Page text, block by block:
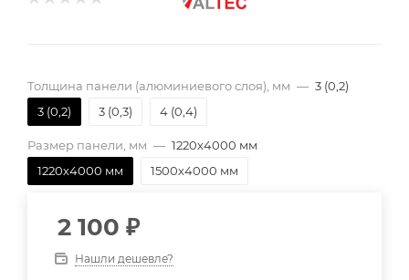
Толщина панели (алюминиевого слоя), мм — 3 (0,2)
3 (0,2)
3 (0,3) 4 (0,4)
Размер панели, мм — 1220х4000 мм
1220х4000 мм
1500х4000 мм
2 100 ₽
Нашли дешевле?